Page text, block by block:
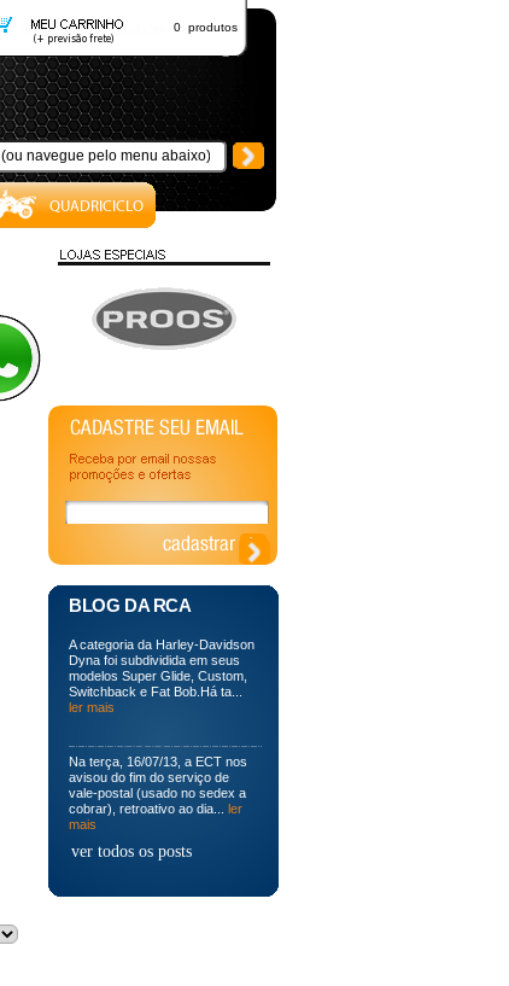
0 produtos
BLOG DA RCA
A categoria da Harley-Davidson
Dyna foi subdividida em seus
modelos Super Glide, Custom,
Switchback e Fat Bob.Há ta...
ler mais
Na terça, 16/07/13, a ECT nos
avisou do fim do serviço de
vale-postal (usado no sedex a
cobrar), retroativo ao dia... ler
mais
ver todos os posts